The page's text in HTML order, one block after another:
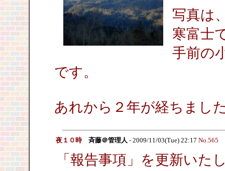
写真は
寒富士
手前の
です。
あれから２年が経ちまし
夜１０時 斉藤＠管理人 - 2009/11/03(Tue) 22:17 No.565
「報告事項」を更新いた